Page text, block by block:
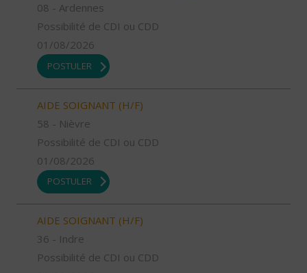
08 - Ardennes
Possibilité de CDI ou CDD
01/08/2026
POSTULER
AIDE SOIGNANT (H/F)
58 - Nièvre
Possibilité de CDI ou CDD
01/08/2026
POSTULER
AIDE SOIGNANT (H/F)
36 - Indre
Possibilité de CDI ou CDD